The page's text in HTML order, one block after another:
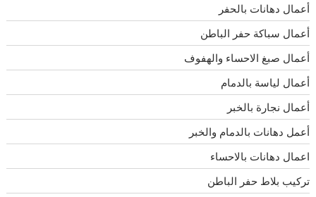
أعمال دهانات بالحفر
أعمال سباكة حفر الباطن
أعمال صبغ الاحساء والهفوف
أعمال لياسة بالدمام
أعمال نجارة بالخبر
أعمل دهانات بالدمام والخبر
اعمال دهانات بالاحساء
تركيب بلاط حفر الباطن